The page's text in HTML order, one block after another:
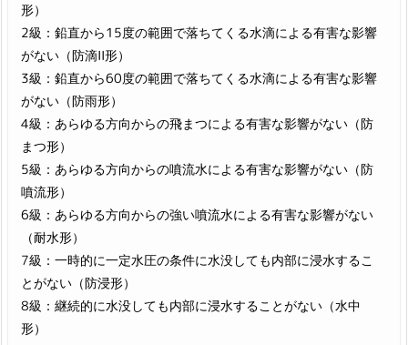
形）
2級：鉛直から15度の範囲で落ちてくる水滴による有害な影響
がない（防滴II形）
3級：鉛直から60度の範囲で落ちてくる水滴による有害な影響
がない（防雨形）
4級：あらゆる方向からの飛まつによる有害な影響がない（防
まつ形）
5級：あらゆる方向からの噴流水による有害な影響がない（防
噴流形）
6級：あらゆる方向からの強い噴流水による有害な影響がない
（耐水形）
7級：一時的に一定水圧の条件に水没しても内部に浸水するこ
とがない（防浸形）
8級：継続的に水没しても内部に浸水することがない（水中
形）